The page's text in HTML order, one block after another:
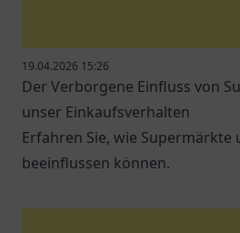
19.04.2026 15:26
Der Verborgene Einfluss von
unser Einkaufsverhalten
Erfahren Sie, wie Supermärkte
beeinflussen können.